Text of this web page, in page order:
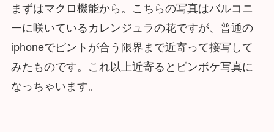
まずはマクロ機能から。こちらの写真はバルコニ
ーに咲いているカレンジュラの花ですが、普通の
iphoneでピントが合う限界まで近寄って接写して
みたものです。これ以上近寄るとピンボケ写真に
なっちゃいます。